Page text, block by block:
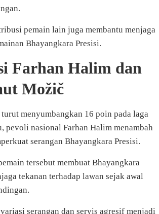
pemain lain juga membantu menjaga
Bhayangkara Presisi.
Farhan Halim dan
Možič
menyumbangkan 16 poin pada laga
pevoli nasional Farhan Halim menambah
serangan Bhayangkara Presisi.
tersebut membuat Bhayangkara
tekanan terhadap lawan sejak awal
serangan dan servis agresif menjadi